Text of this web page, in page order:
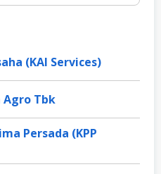
(KAI Services)
Agro Tbk
Persada (KPP